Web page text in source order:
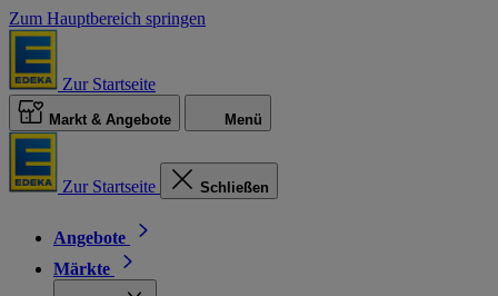
Zum Hauptbereich springen
Zur Startseite
Markt & Angebote Menü
Zur Startseite Schließen
Angebote
Märkte